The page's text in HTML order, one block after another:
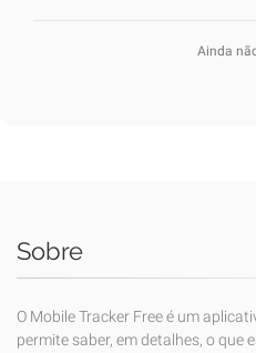
Ainda
Sobre
O Mobile Tracker Free é um
permite saber, em detalhes, o que